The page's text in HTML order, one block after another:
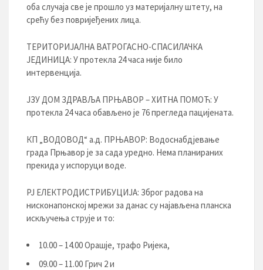
оба случаја све је прошло уз материјалну штету, на
срећу без повријеђених лица.
ТЕРИТОРИЈАЛНА ВАТРОГАСНО-СПАСИЛАЧКА
ЈЕДИНИЦА: У протекла 24 часа није било
интервенција.
ЈЗУ ДОМ ЗДРАВЉА ПРЊАВОР – ХИТНА ПОМОЋ: У
протекла 24 часа обављено је 76 прегледа пацијената.
КП „ВОДОВОД“ а.д. ПРЊАВОР: Водоснабдјевање
града Прњавор је за сада уредно. Нема планираних
прекида у испоруци воде.
РЈ ЕЛЕКТРОДИСТРИБУЦИЈA: Зброг радова на
нисконапонској мрежи за данас су најављена планска
искључења струје и то:
10.00 – 14.00 Орашје, трафо Ријека,
09.00 – 11.00 Грич 2 и